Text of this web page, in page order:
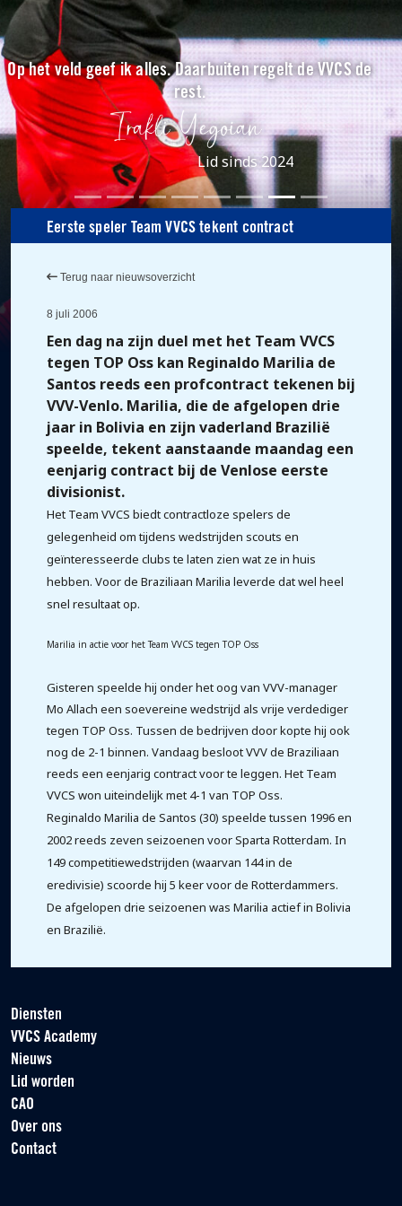
Op het veld geef ik alles. Daarbuiten regelt de VVCS de
rest.
Lid sinds 2024
Eerste speler Team VVCS tekent contract
Terug naar nieuwsoverzicht
8 juli 2006
Een dag na zijn duel met het Team VVCS
tegen TOP Oss kan Reginaldo Marilia de
Santos reeds een profcontract tekenen bij
VVV-Venlo. Marilia, die de afgelopen drie
jaar in Bolivia en zijn vaderland Brazilië
speelde, tekent aanstaande maandag een
eenjarig contract bij de Venlose eerste
divisionist.
Het Team VVCS biedt contractloze spelers de
gelegenheid om tijdens wedstrijden scouts en
geïnteresseerde clubs te laten zien wat ze in huis
hebben. Voor de Braziliaan Marilia leverde dat wel heel
snel resultaat op.
Marilia in actie voor het Team VVCS tegen TOP Oss
Gisteren speelde hij onder het oog van VVV-manager
Mo Allach een soevereine wedstrijd als vrije verdediger
tegen TOP Oss. Tussen de bedrijven door kopte hij ook
nog de 2-1 binnen. Vandaag besloot VVV de Braziliaan
reeds een eenjarig contract voor te leggen. Het Team
VVCS won uiteindelijk met 4-1 van TOP Oss.
Reginaldo Marilia de Santos (30) speelde tussen 1996 en
2002 reeds zeven seizoenen voor Sparta Rotterdam. In
149 competitiewedstrijden (waarvan 144 in de
eredivisie) scoorde hij 5 keer voor de Rotterdammers.
De afgelopen drie seizoenen was Marilia actief in Bolivia
en Brazilië.
Diensten
VVCS Academy
Nieuws
Lid worden
CAO
Over ons
Contact